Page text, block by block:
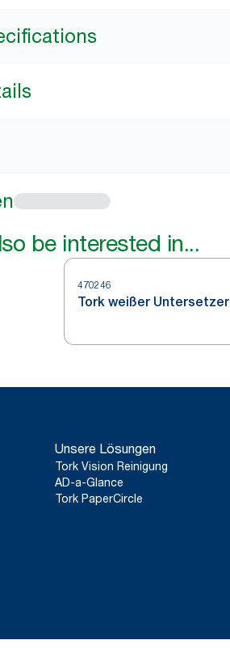
be interested in...
470246
Tork weißer Untersetzer
Unsere Lösungen
Tork Vision Reinigung
AD-a-Glance
Tork PaperCircle